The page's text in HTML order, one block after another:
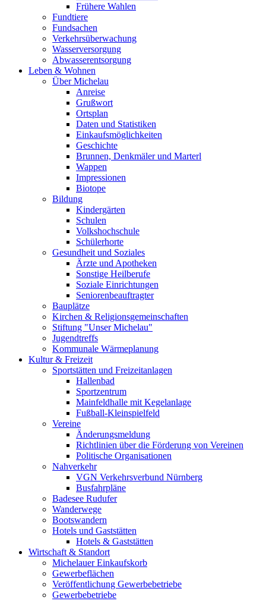
Frühere Wahlen
Fundtiere
Fundsachen
Verkehrsüberwachung
Wasserversorgung
Abwasserentsorgung
Leben & Wohnen
Über Michelau
Anreise
Grußwort
Ortsplan
Daten und Statistiken
Einkaufsmöglichkeiten
Geschichte
Brunnen, Denkmäler und Marterl
Wappen
Impressionen
Biotope
Bildung
Kindergärten
Schulen
Volkshochschule
Schülerhorte
Gesundheit und Soziales
Ärzte und Apotheken
Sonstige Heilberufe
Soziale Einrichtungen
Seniorenbeauftragter
Bauplätze
Kirchen & Religionsgemeinschaften
Stiftung "Unser Michelau"
Jugendtreffs
Kommunale Wärmeplanung
Kultur & Freizeit
Sportstätten und Freizeitanlagen
Hallenbad
Sportzentrum
Mainfeldhalle mit Kegelanlage
Fußball-Kleinspielfeld
Vereine
Änderungsmeldung
Richtlinien über die Förderung von Vereinen
Politische Organisationen
Nahverkehr
VGN Verkehrsverbund Nürnberg
Busfahrpläne
Badesee Rudufer
Wanderwege
Bootswandern
Hotels und Gaststätten
Hotels & Gaststätten
Wirtschaft & Standort
Michelauer Einkaufskorb
Gewerbeflächen
Veröffentlichung Gewerbebetriebe
Gewerbebetriebe